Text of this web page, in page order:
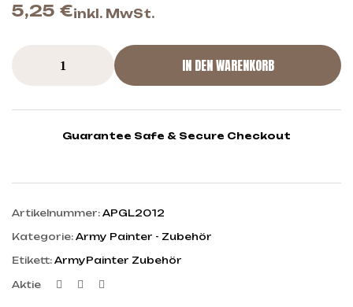
5,25 €inkl. MwSt.
IN DEN WARENKORB
Guarantee Safe & Secure Checkout
Artikelnummer: APGL2012
Kategorie: Army Painter - Zubehör
Etikett: ArmyPainter Zubehör
Aktie Facebook
Twitter